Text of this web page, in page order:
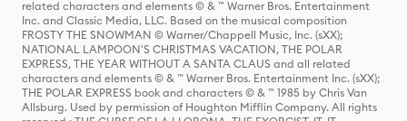
related characters and elements © & ™ Warner Bros. Entertainment
Inc. and Classic Media, LLC. Based on the musical composition
FROSTY THE SNOWMAN © Warner/Chappell Music, Inc. (sXX);
NATIONAL LAMPOON'S CHRISTMAS VACATION, THE POLAR
EXPRESS, THE YEAR WITHOUT A SANTA CLAUS and all related
characters and elements © & ™ Warner Bros. Entertainment Inc. (sXX);
THE POLAR EXPRESS book and characters © & ™ 1985 by Chris Van
Allsburg. Used by permission of Houghton Mifflin Company. All rights